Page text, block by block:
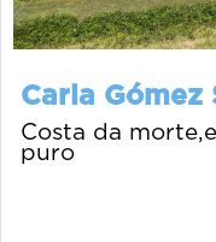
Carla Gómez
Costa da
puro